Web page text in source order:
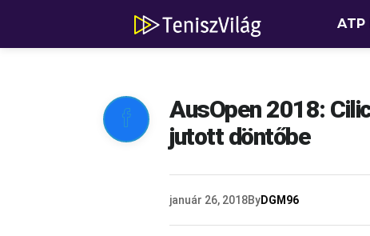
ATP

AusOpen 2018:
jutott döntőbe
január 26, 2018ByDGM96